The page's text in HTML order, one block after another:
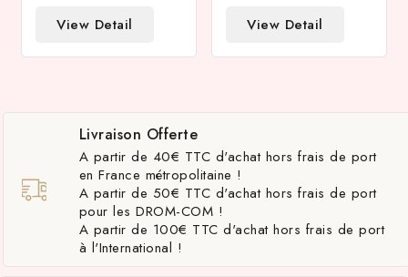
View Detail
View Detail
Livraison Offerte
A partir de 40€ TTC d'achat hors frais de port
en France métropolitaine !
A partir de 50€ TTC d'achat hors frais de port
pour les DROM-COM !
A partir de 100€ TTC d'achat hors frais de port
à l'International !